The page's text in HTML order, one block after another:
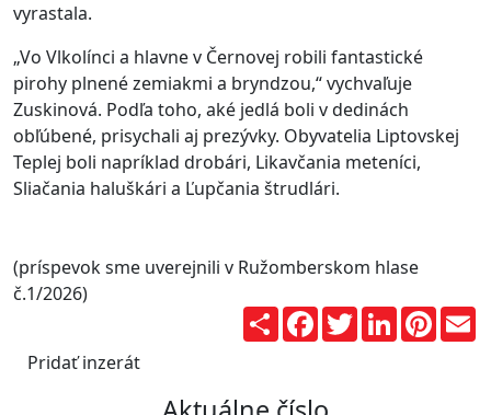
vyrastala.
„Vo Vlkolínci a hlavne v Černovej robili fantastické
pirohy plnené zemiakmi a bryndzou,“ vychvaľuje
Zuskinová. Podľa toho, aké jedlá boli v dedinách
obľúbené, prisychali aj prezývky. Obyvatelia Liptovskej
Teplej boli napríklad drobári, Likavčania meteníci,
Sliačania haluškári a Ľupčania štrudlári.
(príspevok sme uverejnili v Ružomberskom hlase
č.1/2026)
ZdieľajFacebook
TwitterLinkedIn
Pridať inzerát